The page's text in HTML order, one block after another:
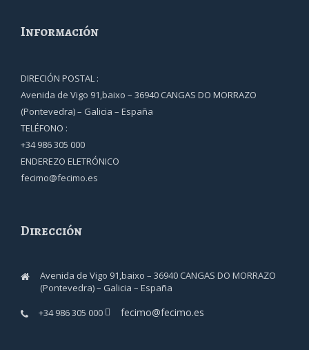
Información
DIRECIÓN POSTAL :
Avenida de Vigo 91,baixo – 36940 CANGAS DO MORRAZO
(Pontevedra) – Galicia – España
TELÉFONO :
+34 986 305 000
ENDEREZO ELETRÓNICO
fecimo@fecimo.es
Dirección
Avenida de Vigo 91,baixo – 36940 CANGAS DO MORRAZO
(Pontevedra) – Galicia – España
+34 986 305 000
fecimo@fecimo.es